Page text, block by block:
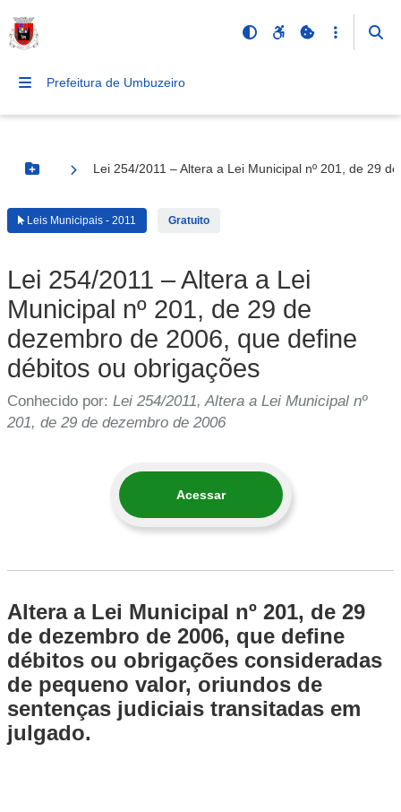
Prefeitura de Umbuzeiro
Botão Menu
Lei 254/2011 – Altera a Lei Municipal nº 201, de 29
Leis Municipais - 2011 Gratuito
Lei 254/2011 – Altera a Lei
Municipal nº 201, de 29 de
dezembro de 2006, que define
débitos ou obrigações
Conhecido por: Lei 254/2011, Altera a Lei Municipal nº
201, de 29 de dezembro de 2006
Acessar
Altera a Lei Municipal nº 201, de 29
de dezembro de 2006, que define
débitos ou obrigações consideradas
de pequeno valor, oriundos de
sentenças judiciais transitadas em
julgado.